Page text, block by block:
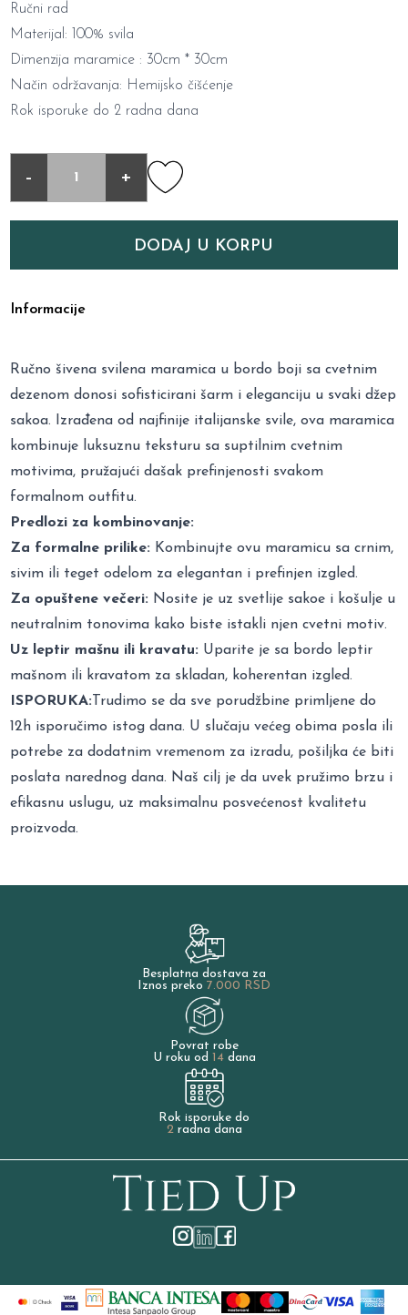
Ručni rad
Materijal: 100% svila
Dimenzija maramice : 30cm * 30cm
Način održavanja: Hemijsko čišćenje
Rok isporuke do 2 radna dana
- +
DODAJ U KORPU
Informacije
Ručno šivena svilena maramica u bordo boji sa cvetnim
dezenom donosi sofisticirani šarm i eleganciju u svaki džep
sakoa. Izrađena od najfinije italijanske svile, ova maramica
kombinuje luksuznu teksturu sa suptilnim cvetnim
motivima, pružajući dašak prefinjenosti svakom
formalnom outfitu.
Predlozi za kombinovanje:
Za formalne prilike: Kombinujte ovu maramicu sa crnim,
sivim ili teget odelom za elegantan i prefinjen izgled.
Za opuštene večeri: Nosite je uz svetlije sakoe i košulje u
neutralnim tonovima kako biste istakli njen cvetni motiv.
Uz leptir mašnu ili kravatu: Uparite je sa bordo leptir
mašnom ili kravatom za skladan, koherentan izgled.
ISPORUKA:Trudimo se da sve porudžbine primljene do
12h isporučimo istog dana. U slučaju većeg obima posla ili
potrebe za dodatnim vremenom za izradu, pošiljka će biti
poslata narednog dana. Naš cilj je da uvek pružimo brzu i
efikasnu uslugu, uz maksimalnu posvećenost kvalitetu
proizvoda.
Besplatna dostava za
Iznos preko 7.000 RSD
Povrat robe
U roku od 14dana
Rok isporuke do
2radna dana